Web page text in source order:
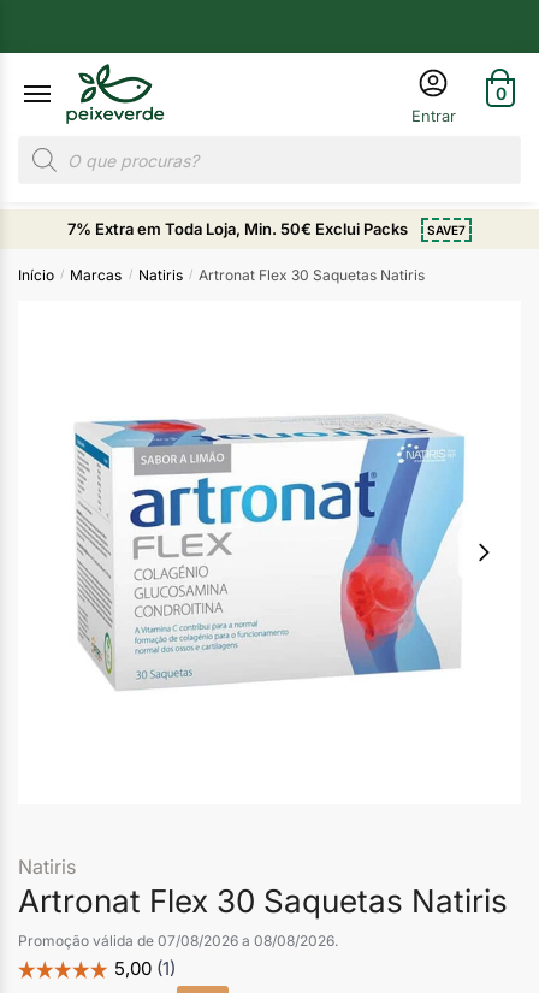
0
7% Extra em Toda Loja, Min. 50€ Exclui Packs SAVE7
Início / Marcas / Natiris / Artronat Flex 30 Saquetas Natiris
Natiris
Artronat Flex 30 Saquetas Natiris
Promoção válida de 07/08/2026 a 08/08/2026.